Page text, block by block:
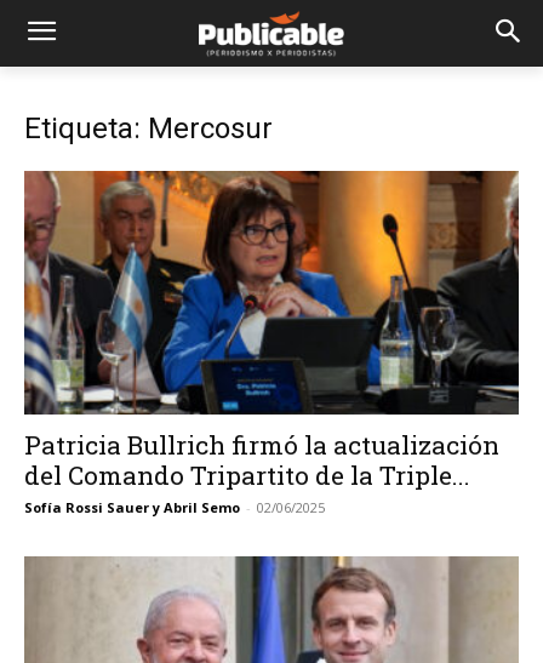
Etiqueta: Mercosur
Patricia Bullrich firmó la actualización
del Comando Tripartito de la Triple...
Sofía Rossi Sauer y Abril Semo - 02/06/2025